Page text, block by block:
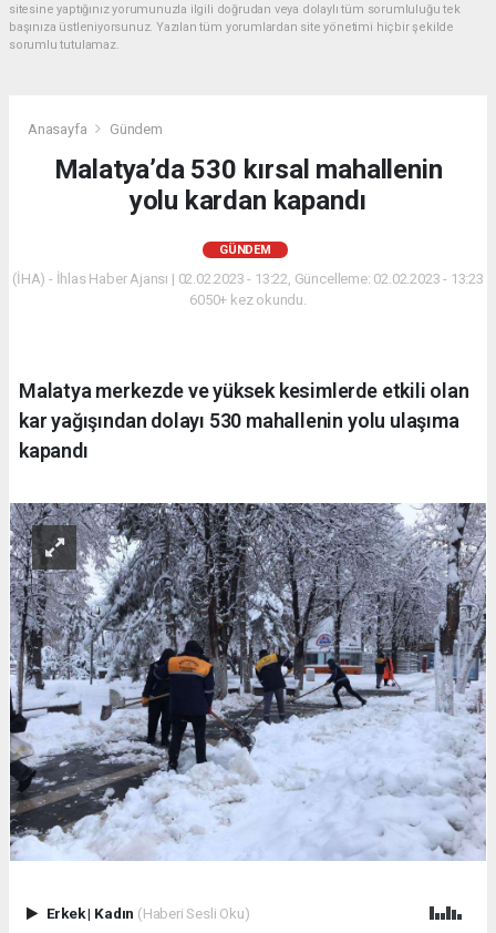
sitesine yaptığınız yorumunuzla ilgili doğrudan veya dolaylı tüm sorumluluğu tek
başınıza üstleniyorsunuz. Yazılan tüm yorumlardan site yönetimi hiçbir şekilde
sorumlu tutulamaz.
Anasayfa Gündem
Malatya’da 530 kırsal mahallenin
yolu kardan kapandı
GÜNDEM
(İHA) - İhlas Haber Ajansı | 02.02.2023 - 13:22, Güncelleme: 02.02.2023 - 13:23
6050+ kez okundu.
Malatya merkezde ve yüksek kesimlerde etkili olan
kar yağışından dolayı 530 mahallenin yolu ulaşıma
kapandı
Erkek| Kadın (Haberi Sesli Oku)